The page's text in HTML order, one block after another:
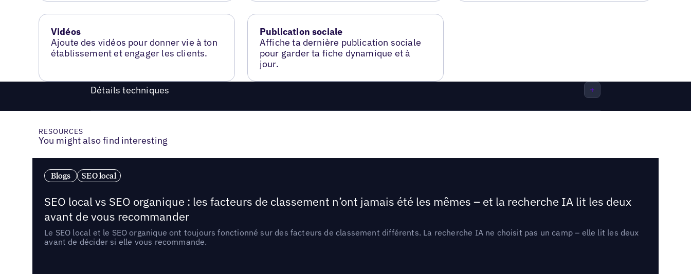
Vidéos
Ajoute des vidéos pour donner vie à ton
établissement et engager les clients.
Publication sociale
Affiche ta dernière publication sociale
pour garder ta fiche dynamique et à
jour.
Détails techniques
RESOURCES
You might also find interesting
Blogs SEO local
SEO local vs SEO organique : les facteurs de classement n’ont jamais été les mêmes – et la recherche IA lit les deux
avant de vous recommander
Le SEO local et le SEO organique ont toujours fonctionné sur des facteurs de classement différents. La recherche IA ne choisit pas un camp – elle lit les deux
avant de décider si elle vous recommande.